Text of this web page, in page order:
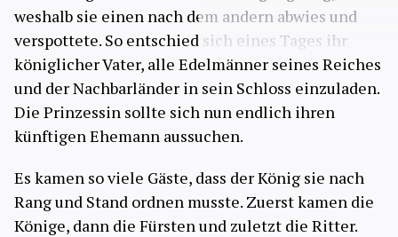
weshalb sie einen nach dem andern abwies und
verspottete. So entschied sich eines Tages ihr
königlicher Vater, alle Edelmänner seines Reiches
und der Nachbarländer in sein Schloss einzuladen.
Die Prinzessin sollte sich nun endlich ihren
künftigen Ehemann aussuchen.
Es kamen so viele Gäste, dass der König sie nach
Rang und Stand ordnen musste. Zuerst kamen die
Könige, dann die Fürsten und zuletzt die Ritter.